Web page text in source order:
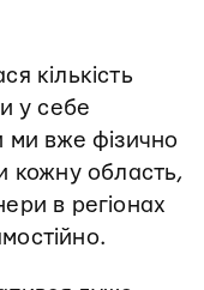
кількість
у себе
ми вже фізично
кожну область,
в регіонах